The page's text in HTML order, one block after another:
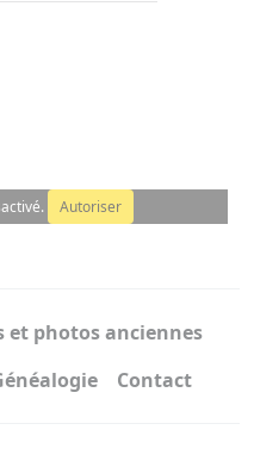
Autoriser
et photos anciennes
Contact